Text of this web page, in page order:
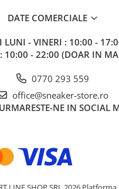
DATE COMERCIALE
LUNI - VINERI : 10:00 -
10:00 - 22:00 (DOAR IN
0770 293 559
office@sneaker-store.ro
URMARESTE-NE IN SOCIAL